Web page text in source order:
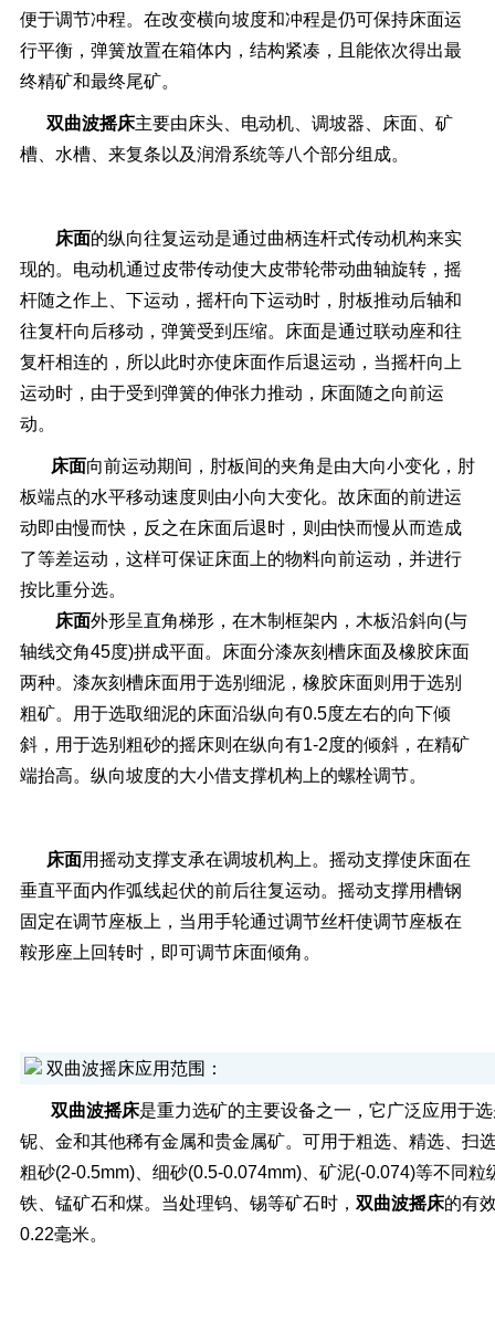
便于调节冲程。在改变横向坡度和冲程是仍可保持床面运
行平衡，弹簧放置在箱体内，结构紧凑，且能依次得出最
终精矿和最终尾矿。
双曲波摇床主要由床头、电动机、调坡器、床面、矿
槽、水槽、来复条以及润滑系统等八个部分组成。
床面的纵向往复运动是通过曲柄连杆式传动机构来实
现的。电动机通过皮带传动使大皮带轮带动曲轴旋转，摇
杆随之作上、下运动，摇杆向下运动时，肘板推动后轴和
往复杆向后移动，弹簧受到压缩。床面是通过联动座和往
复杆相连的，所以此时亦使床面作后退运动，当摇杆向上
运动时，由于受到弹簧的伸张力推动，床面随之向前运
动。
床面向前运动期间，肘板间的夹角是由大向小变化，肘
板端点的水平移动速度则由小向大变化。故床面的前进运
动即由慢而快，反之在床面后退时，则由快而慢从而造成
了等差运动，这样可保证床面上的物料向前运动，并进行
按比重分选。
床面外形呈直角梯形，在木制框架内，木板沿斜向(与
轴线交角45度)拼成平面。床面分漆灰刻槽床面及橡胶床面
两种。漆灰刻槽床面用于选别细泥， 橡胶床面 则用于选别
粗矿。用于选取细泥的床面沿纵向有0.5度左右的向下倾
斜，用于选别粗砂的摇床则在纵向有1-2度的倾斜，在精矿
端抬高。纵向坡度的大小借支撑机构上的螺栓调节。
床面用摇动支撑支承在调坡机构上。摇动支撑使床面在
垂直平面内作弧线起伏的前后往复运动。摇动支撑用槽钢
固定在调节座板上，当用手轮通过调节丝杆使调节座板在
鞍形座上回转时，即可调节床面倾角。
双曲波摇床应用范围：
双曲波摇床是重力选矿的主要设备之一，它广泛应用于
铌、金和其他稀有金属和贵金属矿。可用于粗选、精选、扫
粗砂(2-0.5mm)、细砂(0.5-0.074mm)、矿泥(-0.074)等不同粒
铁、锰矿石和煤。当处理钨、锡等矿石时， 双曲波摇床的有
0.22毫米。